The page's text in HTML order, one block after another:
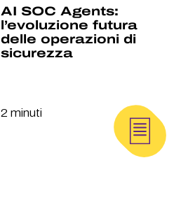
AI SOC Agents:
l’evoluzione futura
delle operazioni di
sicurezza
2 minuti